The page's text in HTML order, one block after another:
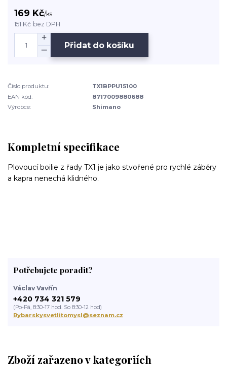
169 Kč/ks
151 Kč bez DPH
Přidat do košíku
Číslo produktu:
TX1BPPU15100
EAN kód:
8717009880688
Výrobce:
Shimano
Kompletní specifikace
Plovoucí boilie z řady TX1 je jako stvořené pro rychlé záběry
a kapra nenechá klidného.
Zboží zařazeno v kategoriích
Potřebujete poradit?
Václav Vavřín
+420 734 321 579
(Po-Pá, 8:30-17 hod. So 8:30-12 hod)
Rybarskysvetlitomysl@seznam.cz